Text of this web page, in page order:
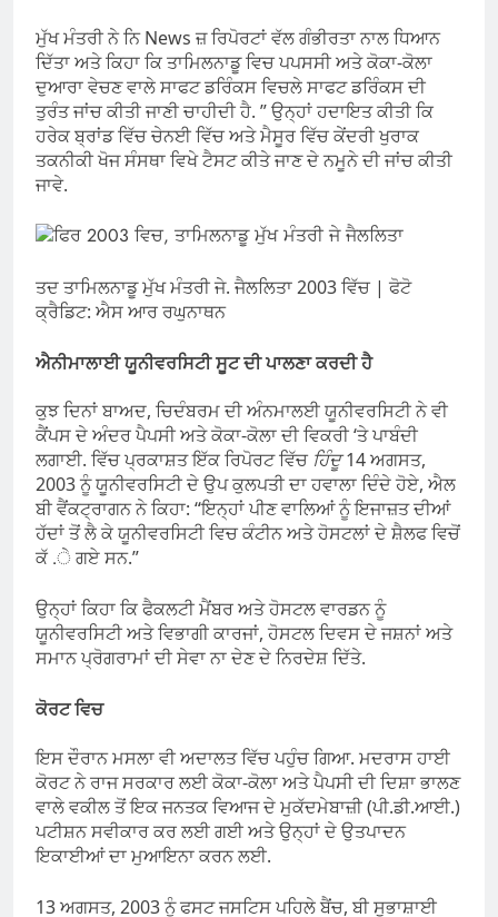
ਮੁੱਖ ਮੰਤਰੀ ਨੇ ਨਿ News ਜ਼ ਰਿਪੋਰਟਾਂ ਵੱਲ ਗੰਭੀਰਤਾ ਨਾਲ ਧਿਆਨ
ਦਿੱਤਾ ਅਤੇ ਕਿਹਾ ਕਿ ਤਾਮਿਲਨਾਡੂ ਵਿਚ ਪਪਸਸੀ ਅਤੇ ਕੋਕਾ-ਕੋਲਾ
ਦੁਆਰਾ ਵੇਚਣ ਵਾਲੇ ਸਾਫਟ ਡਰਿੰਕਸ ਵਿਚਲੇ ਸਾਫਟ ਡਰਿੰਕਸ ਦੀ
ਤੁਰੰਤ ਜਾਂਚ ਕੀਤੀ ਜਾਣੀ ਚਾਹੀਦੀ ਹੈ. ” ਉਨ੍ਹਾਂ ਹਦਾਇਤ ਕੀਤੀ ਕਿ
ਹਰੇਕ ਬ੍ਰਾਂਡ ਵਿੱਚ ਚੇਨਈ ਵਿੱਚ ਅਤੇ ਮੈਸੂਰ ਵਿੱਚ ਕੇਂਦਰੀ ਖੁਰਾਕ
ਤਕਨੀਕੀ ਖੋਜ ਸੰਸਥਾ ਵਿਖੇ ਟੈਸਟ ਕੀਤੇ ਜਾਣ ਦੇ ਨਮੂਨੇ ਦੀ ਜਾਂਚ ਕੀਤੀ
ਜਾਵੇ.
ਤਦ ਤਾਮਿਲਨਾਡੂ ਮੁੱਖ ਮੰਤਰੀ ਜੇ. ਜੈਲਲਿਤਾ 2003 ਵਿੱਚ | ਫੋਟੋ
ਕ੍ਰੈਡਿਟ: ਐਸ ਆਰ ਰਘੁਨਾਥਨ
ਐਨੀਮਾਲਾਈ ਯੂਨੀਵਰਸਿਟੀ ਸੂਟ ਦੀ ਪਾਲਣਾ ਕਰਦੀ ਹੈ
ਕੁਝ ਦਿਨਾਂ ਬਾਅਦ, ਚਿਦੰਬਰਮ ਦੀ ਅੰਨਮਾਲਈ ਯੂਨੀਵਰਸਿਟੀ ਨੇ ਵੀ
ਕੈਂਪਸ ਦੇ ਅੰਦਰ ਪੈਪਸੀ ਅਤੇ ਕੋਕਾ-ਕੋਲਾ ਦੀ ਵਿਕਰੀ ‘ਤੇ ਪਾਬੰਦੀ
ਲਗਾਈ. ਵਿੱਚ ਪ੍ਰਕਾਸ਼ਤ ਇੱਕ ਰਿਪੋਰਟ ਵਿੱਚ ਹਿੰਦੂ14 ਅਗਸਤ,
2003 ਨੂੰ ਯੂਨੀਵਰਸਿਟੀ ਦੇ ਉਪ ਕੁਲਪਤੀ ਦਾ ਹਵਾਲਾ ਦਿੰਦੇ ਹੋਏ, ਐਲ
ਬੀ ਵੈਂਕਟ੍ਰਾਗਨ ਨੇ ਕਿਹਾ: “ਇਨ੍ਹਾਂ ਪੀਣ ਵਾਲਿਆਂ ਨੂੰ ਇਜਾਜ਼ਤ ਦੀਆਂ
ਹੱਦਾਂ ਤੋਂ ਲੈ ਕੇ ਯੂਨੀਵਰਸਿਟੀ ਵਿਚ ਕੰਟੀਨ ਅਤੇ ਹੋਸਟਲਾਂ ਦੇ ਸ਼ੈਲਫ ਵਿਚੋਂ
ਕੱ .ੇ ਗਏ ਸਨ.”
ਉਨ੍ਹਾਂ ਕਿਹਾ ਕਿ ਫੈਕਲਟੀ ਮੈਂਬਰ ਅਤੇ ਹੋਸਟਲ ਵਾਰਡਨ ਨੂੰ
ਯੂਨੀਵਰਸਿਟੀ ਅਤੇ ਵਿਭਾਗੀ ਕਾਰਜਾਂ, ਹੋਸਟਲ ਦਿਵਸ ਦੇ ਜਸ਼ਨਾਂ ਅਤੇ
ਸਮਾਨ ਪ੍ਰੋਗਰਾਮਾਂ ਦੀ ਸੇਵਾ ਨਾ ਦੇਣ ਦੇ ਨਿਰਦੇਸ਼ ਦਿੱਤੇ.
ਕੋਰਟ ਵਿਚ
ਇਸ ਦੌਰਾਨ ਮਸਲਾ ਵੀ ਅਦਾਲਤ ਵਿੱਚ ਪਹੁੰਚ ਗਿਆ. ਮਦਰਾਸ ਹਾਈ
ਕੋਰਟ ਨੇ ਰਾਜ ਸਰਕਾਰ ਲਈ ਕੋਕਾ-ਕੋਲਾ ਅਤੇ ਪੈਪਸੀ ਦੀ ਦਿਸ਼ਾ ਭਾਲਣ
ਵਾਲੇ ਵਕੀਲ ਤੋਂ ਇਕ ਜਨਤਕ ਵਿਆਜ ਦੇ ਮੁਕੱਦਮੇਬਾਜ਼ੀ (ਪੀ.ਡੀ.ਆਈ.)
ਪਟੀਸ਼ਨ ਸਵੀਕਾਰ ਕਰ ਲਈ ਗਈ ਅਤੇ ਉਨ੍ਹਾਂ ਦੇ ਉਤਪਾਦਨ
ਇਕਾਈਆਂ ਦਾ ਮੁਆਇਨਾ ਕਰਨ ਲਈ.
13 ਅਗਸਤ, 2003 ਨੂੰ ਫਸਟ ਜਸਟਿਸ ਪਹਿਲੇ ਬੈਂਚ, ਬੀ ਸੁਭਾਸ਼ਾਈ